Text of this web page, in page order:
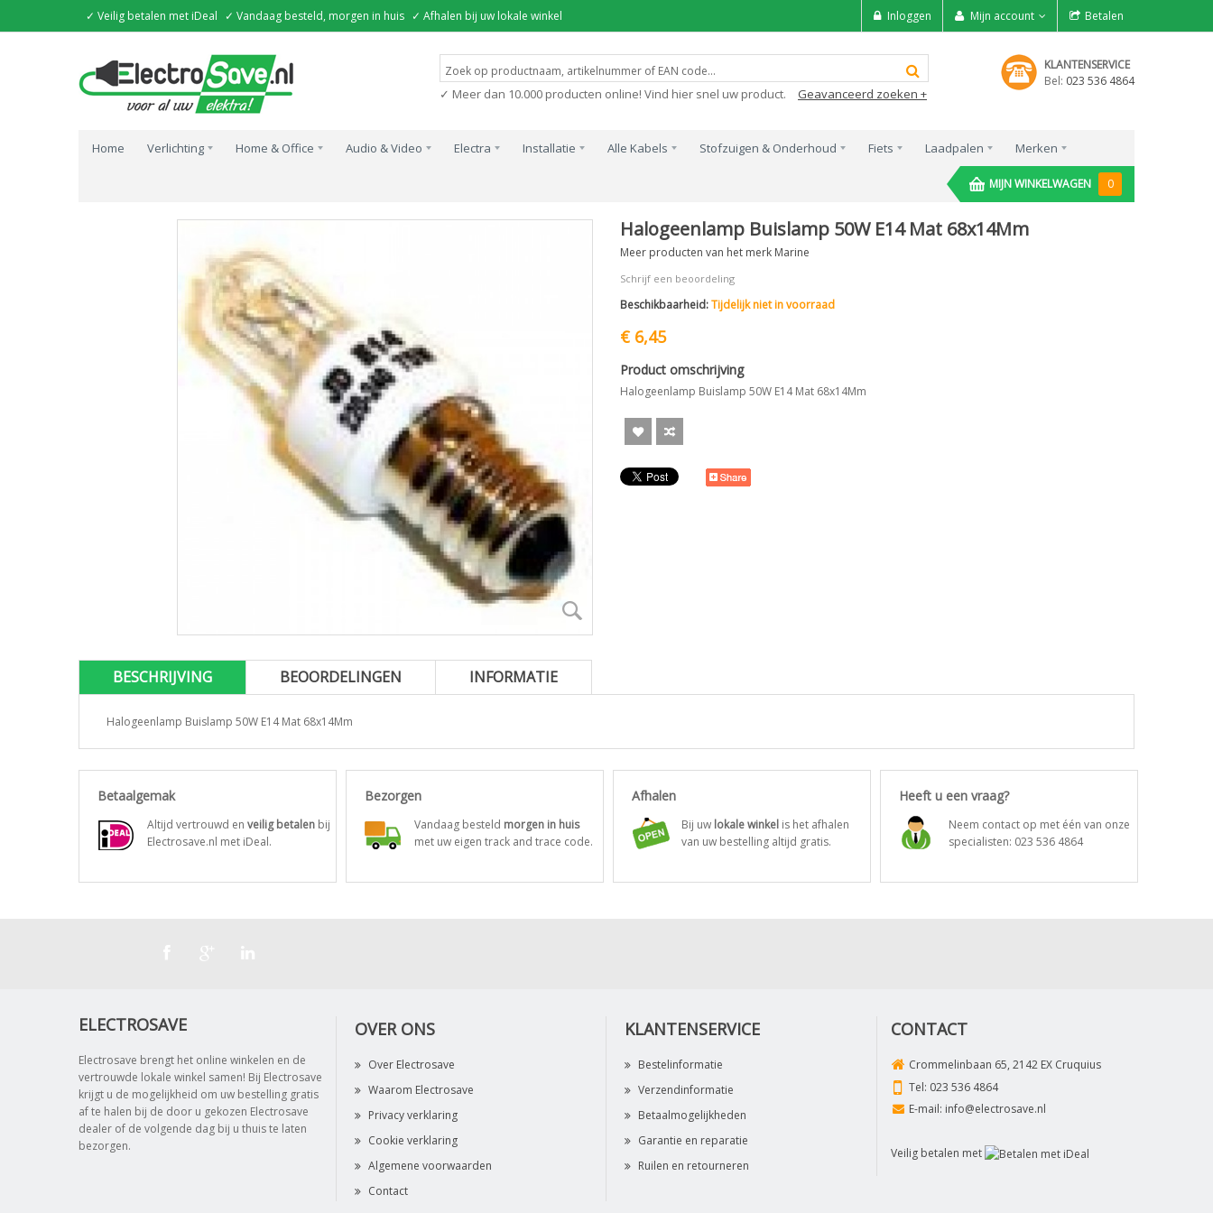
✓ Veilig betalen met iDeal ✓ Vandaag besteld, morgen in huis ✓ Afhalen bij uw lokale winkel Betalen
Mijn account
Inloggen
Geavanceerd zoeken +
✓ Meer dan 10.000 producten online! Vind hier snel uw product.
KLANTENSERVICE
Bel: 023 536 4864
Home Verlichting Home & Office Audio & Video Electra Installatie Alle Kabels Stofzuigen & Onderhoud Fiets Laadpalen Merken
MIJN WINKELWAGEN 0
Halogeenlamp Buislamp 50W E14 Mat 68x14Mm
Meer producten van het merk Marine
Schrijf een beoordeling
Beschikbaarheid:Tijdelijk niet in voorraad
€ 6,45
Product omschrijving
Halogeenlamp Buislamp 50W E14 Mat 68x14Mm
BESCHRIJVING BEOORDELINGEN INFORMATIE
Halogeenlamp Buislamp 50W E14 Mat 68x14Mm
Betaalgemak
Altijd vertrouwd en veilig betalen bij
Electrosave.nl met iDeal.
Bezorgen
Vandaag besteld morgen in huis
met uw eigen track and trace code.
Afhalen
Bij uw lokale winkel is het afhalen
van uw bestelling altijd gratis.
Heeft u een vraag?
Neem contact op met één van onze
specialisten: 023 536 4864
ELECTROSAVE
Electrosave brengt het online winkelen en de
vertrouwde lokale winkel samen! Bij Electrosave
krijgt u de mogelijkheid om uw bestelling gratis
af te halen bij de door u gekozen Electrosave
dealer of de volgende dag bij u thuis te laten
bezorgen.
OVER ONS
Over Electrosave
Waarom Electrosave
Privacy verklaring
Cookie verklaring
Algemene voorwaarden
Contact
KLANTENSERVICE
Bestelinformatie
Verzendinformatie
Betaalmogelijkheden
Garantie en reparatie
Ruilen en retourneren
CONTACT
Crommelinbaan 65, 2142 EX Cruquius
Tel: 023 536 4864
E-mail: info@electrosave.nl
Veilig betalen met